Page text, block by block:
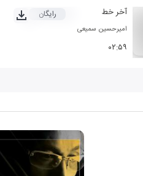
آخر خط
امیرحسین سمیعی
۰۲:۵۹
رایگان